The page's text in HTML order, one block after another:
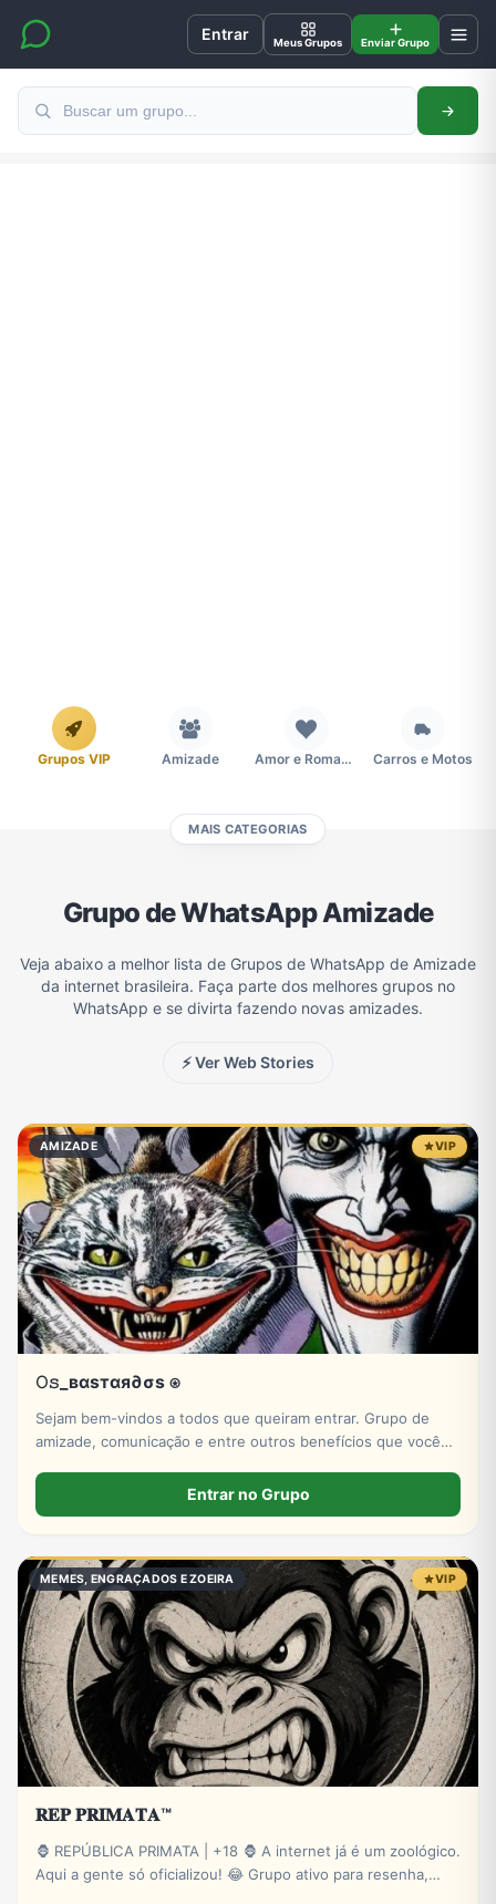
Entrar Meus Grupos Enviar Grupo
Grupos VIP Amizade Amor e Romance Carros e Motos
Frases e Mensagens Futebol Games e Jogos Ganhar Dinheiro
Imobiliária Investimentos e Finanças Links Memes, Engraçados e Zoeira
Moda e Beleza Música Namoro
Notícias Outros Política Profissões
Redes Sociais Religião
Tecnologia TV Vagas de Empregos Viagem e Turismo
Vídeos
MAIS CATEGORIAS
Grupo de WhatsApp Amizade
Veja abaixo a melhor lista de Grupos de WhatsApp de Amizade
da internet brasileira. Faça parte dos melhores grupos no
WhatsApp e se divirta fazendo novas amizades.
⚡ Ver Web Stories
AMIZADE VIP
𝙾𝚜_вαѕтαя∂σѕ ⍟
Sejam bem-vindos a todos que queiram entrar. Grupo de
amizade, comunicação e entre outros benefícios que você
Entrar no Grupo
MEMES, ENGRAÇADOS E ZOEIRA VIP
𝐑𝐄𝐏 𝐏𝐑𝐈𝐌𝐀𝐓𝐀™
🦍 REPÚBLICA PRIMATA | +18 🦍 A internet já é um zoológico.
Aqui a gente só oficializou! 😂 Grupo ativo para resenha,